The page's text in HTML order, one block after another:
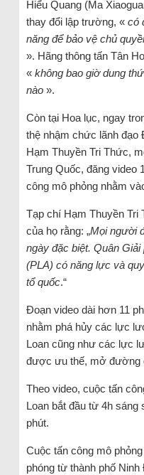
Hiểu Quang (Ma
thay đổi lập trường, « có
năng để bảo vệ chủ
». Hãng thông tấn Tân
« không bao giờ dung
nào».
Còn tại Hoa lục, ngay
thệ nhậm chức lãnh đạo
Hạm Thuyền Tri Thức,
Trung Quốc, đăng video
công mô phỏng nhằm
Tạp chí Hạm Thuyền Tri
của họ rằng: „Mọi người
ngày đặc biệt. Quân
(PLA) có năng lực và
tổ quốc.“
Đoạn video dài hơn 11
nhằm phá hủy các lực
Loan cũng như các lực
được ưu thế, mở đường
Theo video, cuộc tấn
Loan bắt đầu từ 4h
phút.
Cuộc tấn công mô
phóng từ thành phố